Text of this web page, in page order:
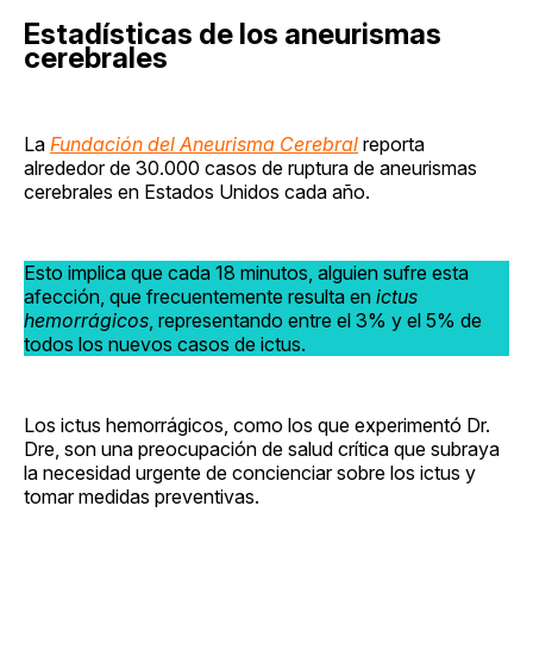
Estadísticas de los aneurismas
cerebrales
La Fundación del Aneurisma Cerebral reporta
alrededor de 30.000 casos de ruptura de aneurismas
cerebrales en Estados Unidos cada año.
Esto implica que cada 18 minutos, alguien sufre esta
afección, que frecuentemente resulta en ictus
hemorrágicos , representando entre el 3% y el 5% de
todos los nuevos casos de ictus.
Los ictus hemorrágicos, como los que experimentó Dr.
Dre, son una preocupación de salud crítica que subraya
la necesidad urgente de concienciar sobre los ictus y
tomar medidas preventivas.